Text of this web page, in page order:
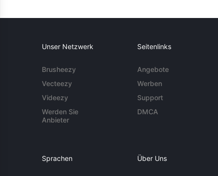
Unser Netzwerk
Brusheezy
Vecteezy
Videezy
Werden Sie
Anbieter
Seitenlinks
Angebote
Werben
Support
DMCA
Sprachen Über Uns